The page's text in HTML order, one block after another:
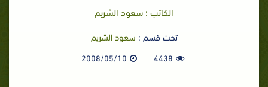
الكاتب : سعود الشريم
تحت قسم : سعود الشريم
4438
2008/05/10